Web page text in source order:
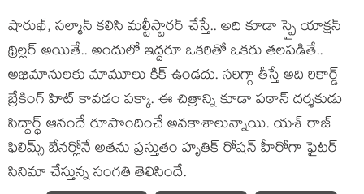
షారుఖ్, స‌ల్మాన్ క‌లిసి మ‌ల్టీస్టార‌ర్ చేస్తే.. అది కూడా స్పై యాక్ష‌న్
థ్రిల్ల‌ర్ అయితే.. అందులో ఇద్ద‌రూ ఒక‌రితో ఒక‌రు త‌ల‌ప‌డితే..
అభిమానుల‌కు మామూలు కిక్ ఉండ‌దు. స‌రిగ్గా తీస్తే అది రికార్డ్
బ్రేకింగ్ హిట్ కావ‌డం ప‌క్కా. ఈ చిత్రాన్ని కూడా ప‌ఠాన్ ద‌ర్శ‌కుడు
సిద్దార్థ్ ఆనందే రూపొందించే అవ‌కాశాలున్నాయి. య‌శ్ రాజ్
ఫిలిమ్స్ బేన‌ర్లోనే అత‌ను ప్ర‌స్తుతం హృతిక్ రోష‌న్ హీరోగా ఫైట‌ర్
సినిమా చేస్తున్న సంగ‌తి తెలిసిందే.